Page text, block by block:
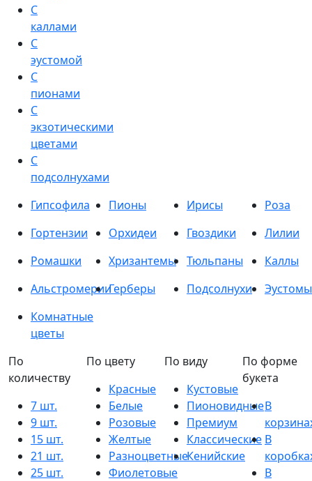
С
каллами
С
эустомой
С
пионами
С
экзотическими
цветами
С
подсолнухами
Гипсофила Пионы Ирисы
Роза
Гортензии
Орхидеи Гвоздики
Лилии
Ромашки
Хризантемы Тюльпаны
Каллы
АльстромерииГерберы Подсолнухи
Эустомы
Комнатные
цветы
По
количеству
7 шт.
9 шт.
15 шт.
21 шт.
25 шт.
По цвету
Красные
Белые
Розовые
Желтые
Разноцветные
Фиолетовые
По виду
Кустовые
Пионовидные
Премиум
Классические
Кенийские
По форме
букета
В
В
В